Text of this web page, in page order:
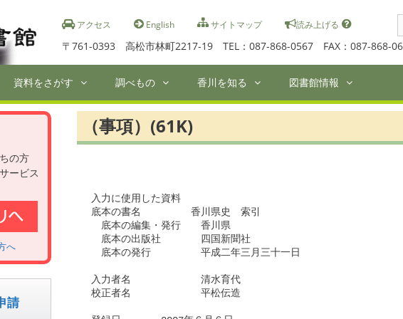
アクセス English サイトマップ 読み上げる
〒761-0393 高松市林町2217-19 TEL：087-868-0567 FAX：087-868-
資料をさがす 調べもの 香川を知る 図書館情報
（事項）(61K)
入力に使用した資料
底本の書名　　　　　香川県史　索引
底本の編集・発行　　香川県
底本の出版社　　　　四国新聞社
底本の発行　　　　　平成二年三月三十一日
入力者名　　　　　　　清水育代
校正者名　　　　　　　平松伝造
の方
ービス
へ
請